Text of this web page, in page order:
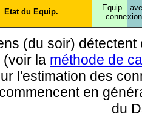
Etat du Equip.
Equip.
conne
(du soir)
(voir la méthode de
l'estimation des
en
du